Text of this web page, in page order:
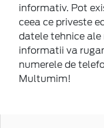
informativ. Pot
ceea ce priveste
datele tehnice
informatii va
numerele de
Multumim!